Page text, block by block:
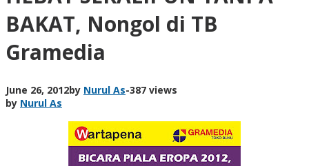
BAKAT, Nongol di TB
Gramedia
June 26, 2012by Nurul As-387 views
by Nurul As